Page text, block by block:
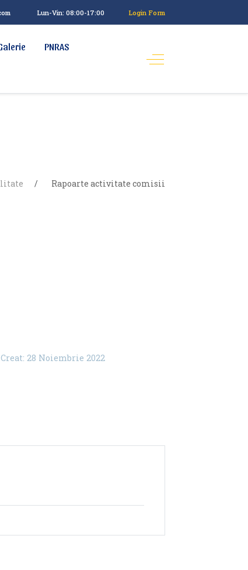
Lun-Vin: 08:00-17:00 Login Form
PNRAS
Rapoarte activitate comisii
Creat: 28 Noiembrie 2022